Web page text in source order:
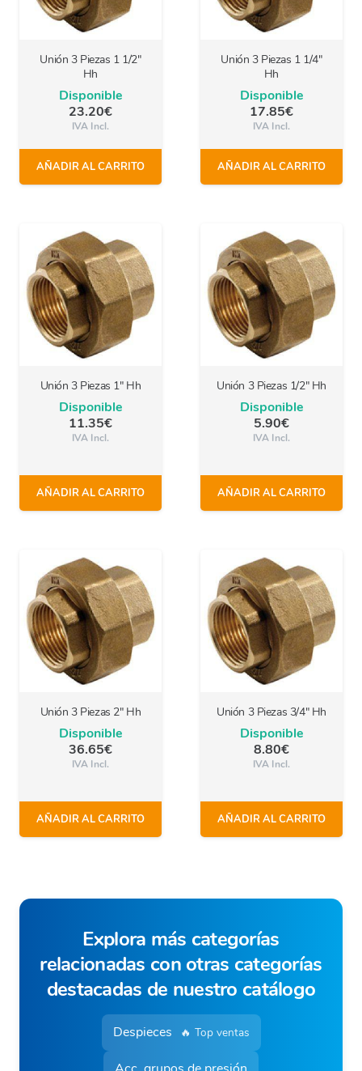
Unión 3 Piezas 1 1/2″
Hh
Disponible
23.20€
IVA Incl.
AÑADIR AL CARRITO
Unión 3 Piezas 1 1/4″
Hh
Disponible
17.85€
IVA Incl.
AÑADIR AL CARRITO
Unión 3 Piezas 1″ Hh
Disponible
11.35€
IVA Incl.
AÑADIR AL CARRITO
Unión 3 Piezas 1/2″ Hh
Disponible
5.90€
IVA Incl.
AÑADIR AL CARRITO
Unión 3 Piezas 2″ Hh
Disponible
36.65€
IVA Incl.
AÑADIR AL CARRITO
Unión 3 Piezas 3/4″ Hh
Disponible
8.80€
IVA Incl.
AÑADIR AL CARRITO
Explora más categorías
relacionadas con otras categorías
destacadas de nuestro catálogo
Despieces 🔥 Top ventas